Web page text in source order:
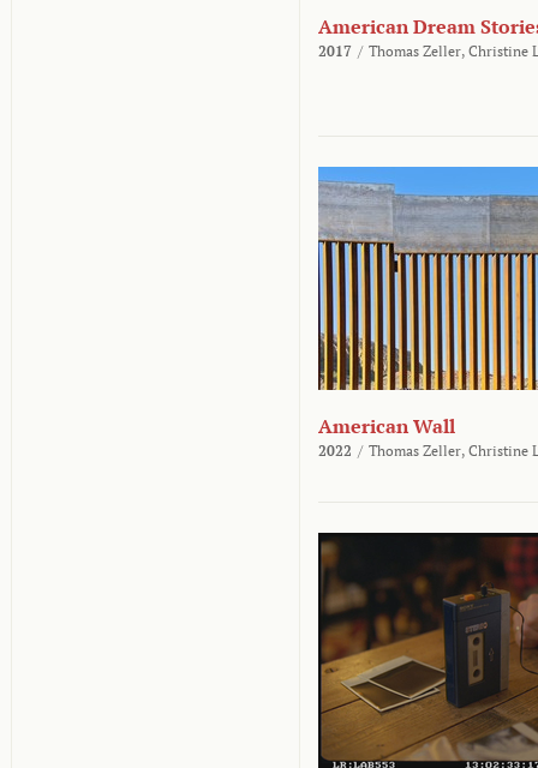
American Dream
2017 / Thomas Zeller, Christine
American Wall
2022 / Thomas Zeller, Christine